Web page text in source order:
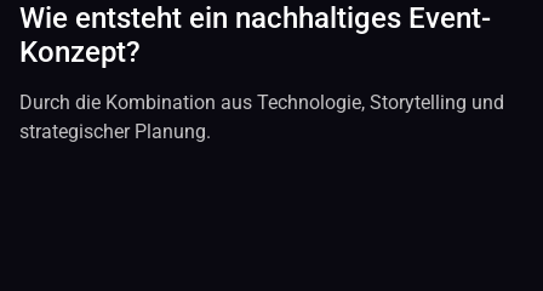
Wie entsteht ein nachhaltiges Event-
Konzept?
Durch die Kombination aus Technologie, Storytelling und
strategischer Planung.